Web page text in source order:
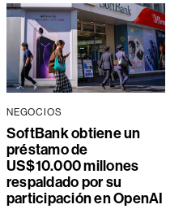
NEGOCIOS
SoftBank obtiene un
préstamo de
US$10.000 millones
respaldado por su
participación en OpenAI